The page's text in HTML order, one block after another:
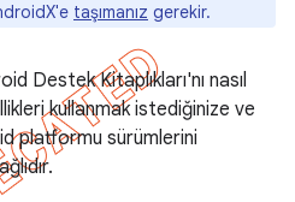
taşımanız gerekir.
Destek Kitaplıkları'nı nasıl
kullanmak istediğinize ve
platformu sürümlerini